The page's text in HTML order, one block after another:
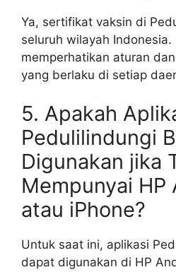
Ya, sertifikat vaksin di
seluruh wilayah
memperhatikan aturan
yang berlaku di setiap
5. Apakah
Pedulilindungi
Digunakan jika
Mempunyai HP
atau iPhone?
Untuk saat ini, aplikasi
dapat digunakan di HP